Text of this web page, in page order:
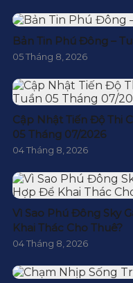
Bản Tin Phú Đông –
05 Tháng 8, 2026
Cập Nhật Tiến Độ Thi
05 Tháng 07/2026
04 Tháng 8, 2026
Vì Sao Phú Đông Sky
Khai Thác Cho Thuê?
04 Tháng 8, 2026